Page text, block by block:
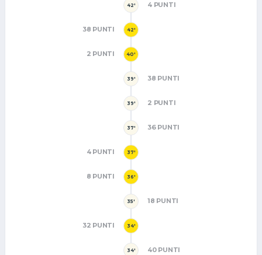
42' 4 PUNTI
42'
38 PUNTI
40'
2 PUNTI
39' 38 PUNTI
39' 2 PUNTI
37' 36 PUNTI
37'
4 PUNTI
36'
8 PUNTI
35' 18 PUNTI
34'
32 PUNTI
34' 40 PUNTI